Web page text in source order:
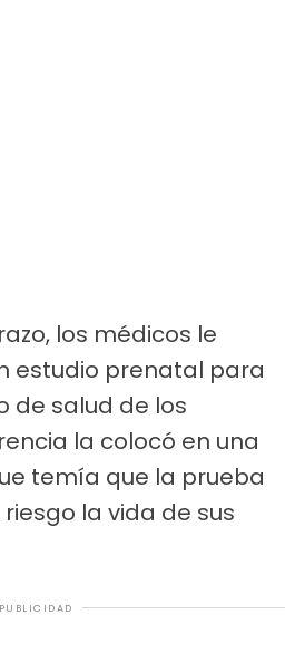
los médicos le
estudio prenatal para
de salud de los
la colocó en una
temía que la prueba
la vida de sus
PUBLICIDAD